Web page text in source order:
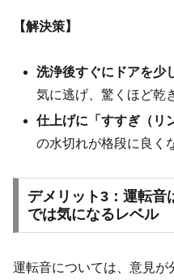
【解決策】
洗浄後すぐにドアを少
気に逃げ、驚くほど乾
仕上げに「すすぎ（リ
の水切れが格段に良く
デメリット3：運転音
では気になるレベル
運転音については、意見が